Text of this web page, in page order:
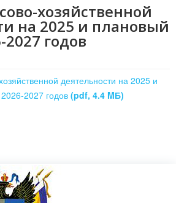
хозяйственной
на 2025 и плановый
годов
деятельности на 2025 и
2027 годов (pdf, 4.4 MБ)